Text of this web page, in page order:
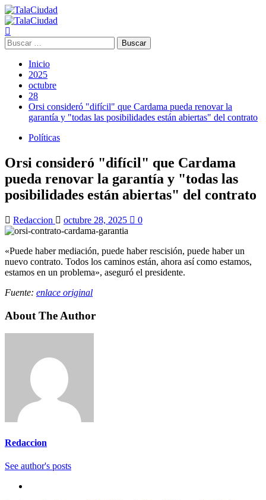
Saltar
al
contenido
Menú
principal
Buscar:
Inicio
2025
octubre
28
Orsi consideró "difícil" que Cardama pueda renovar la
garantía y "todas las posibilidades están abiertas" del contrato
Políticas
Orsi consideró "difícil" que Cardama
pueda renovar la garantía y "todas las
posibilidades están abiertas" del contrato
Redaccion octubre 28, 2025 0
«Puede haber mediación, puede haber rescisión, puede haber un
nuevo contrato. Todos los caminos están, ahora así como estamos,
estamos en un problema», aseguró el presidente.
Fuente: enlace original
About The Author
Redaccion
See author's posts